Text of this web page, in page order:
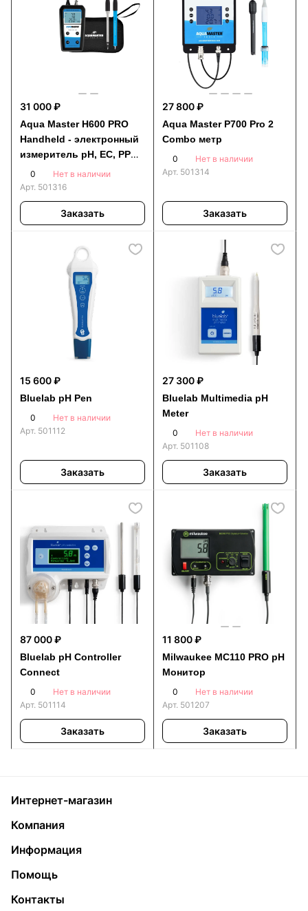
31 000 ₽
Aqua Master H600 PRO
Handheld - электронный
измеритель pH, EC, PPM
и температуры в почве
0
Нет в наличии
Арт. 501316
Заказать
27 800 ₽
Aqua Master P700 Pro 2
Combo метр
0
Нет в наличии
Арт. 501314
Заказать
15 600 ₽
Bluelab pH Pen
0
Нет в наличии
Арт. 501112
Заказать
27 300 ₽
Bluelab Multimedia pH
Meter
0
Нет в наличии
Арт. 501108
Заказать
87 000 ₽
Bluelab pH Controller
Connect
0
Нет в наличии
Арт. 501114
Заказать
11 800 ₽
Milwaukee MC110 PRO pH
Монитор
0
Нет в наличии
Арт. 501207
Заказать
Интернет-магазин
Компания
Информация
Помощь
Контакты